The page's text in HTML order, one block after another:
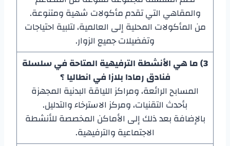
والمقاهي التي تقدم مأكولات شهية ومتنوعة.
من المأكولات المحلية إلى العالمية، لتلبية احتياجات
وتفضيلات جميع الزوار.
3) ما هي الأنشطة الترفيهية المتاحة في سلسلة
فنادق رمادا بلازا في انطاليا ؟
المسابح الرائعة، ومراكز اللياقة البدنية المجهزة
بأحدث التقنيات، ومركز الاسترخاء والتدليل.
بالإضافة بعد ذلك إلى الأماكن المخصصة للأنشطة
الاجتماعية والترفيهية.